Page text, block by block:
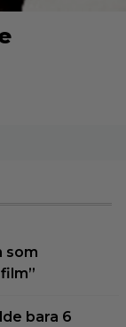
som
bara 6